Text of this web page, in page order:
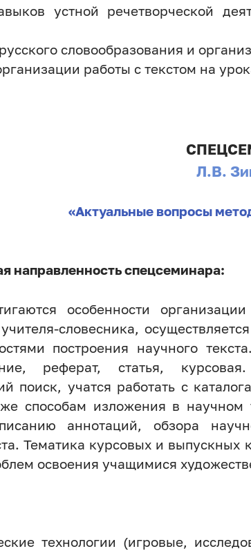
устной речетворческой
словообразования и
работы с текстом на
Л.В.
«Актуальные вопросы
направленность спецсеминара:
особенности
словесника,
построения научного
реферат, статья,
поиск, учатся работать с
способам изложения в научном
аннотаций, обзора
Тематика курсовых и
освоения учащимися
технологии (игровые,